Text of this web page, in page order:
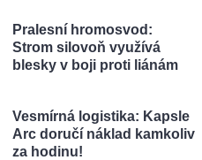
Pralesní hromosvod:
Strom silovoň využívá
blesky v boji proti liánám
Vesmírná logistika: Kapsle
Arc doručí náklad kamkoliv
za hodinu!